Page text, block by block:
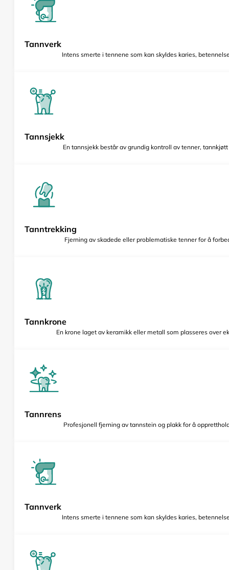
Tannverk
Intens smerte i tennene som kan skyldes karies,
Tannsjekk
En tannsjekk består av grundig kontroll av tenner,
Tanntrekking
Fjerning av skadede eller problematiske tenner for å
Tannkrone
En krone laget av keramikk eller metall som plasseres over
Tannrens
Profesjonell fjerning av tannstein og plakk for å
Tannverk
Intens smerte i tennene som kan skyldes karies,